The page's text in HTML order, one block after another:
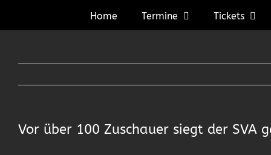
Home Termine Tickets
Vor über 100 Zuschauer siegt der SVA